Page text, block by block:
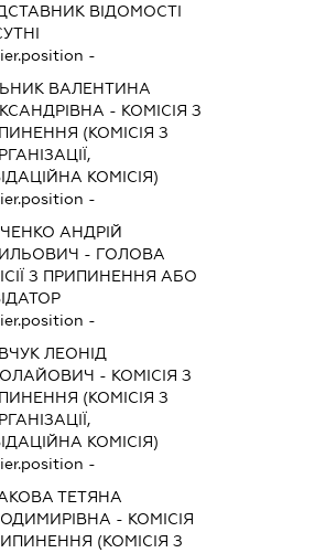
ВІДОМОСТІ
-
ВАЛЕНТИНА
- КОМІСІЯ З
(КОМІСІЯ З
КОМІСІЯ)
-
АНДРІЙ
- ГОЛОВА
З ПРИПИНЕННЯ АБО
-
ЛЕОНІД
- КОМІСІЯ З
(КОМІСІЯ З
КОМІСІЯ)
-
ТЕТЯНА
- КОМІСІЯ
(КОМІСІЯ З